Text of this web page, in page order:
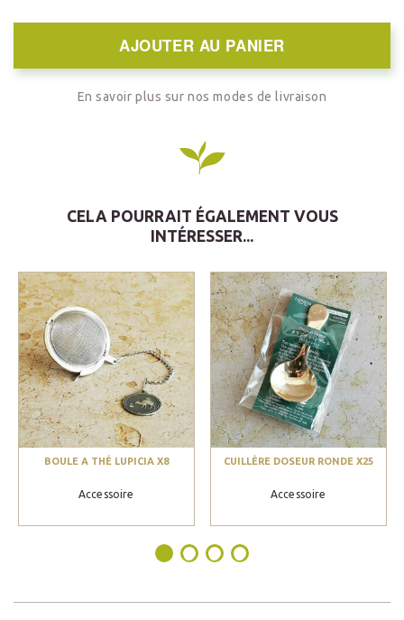
AJOUTER AU PANIER
En savoir plus sur nos modes de livraison
CELA POURRAIT ÉGALEMENT VOUS
INTÉRESSER...
BOULE A THÉ LUPICIA X8
Accessoire
CUILLÈRE DOSEUR RONDE X25
Accessoire